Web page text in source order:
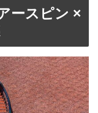
ースピン ×